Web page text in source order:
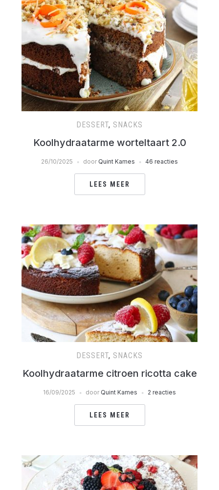
DESSERT, SNACKS
Koolhydraatarme worteltaart 2.0
26/10/2025 door Quint Kames 46 reacties
LEES MEER
DESSERT, SNACKS
Koolhydraatarme citroen ricotta cake
16/09/2025 door Quint Kames 2 reacties
LEES MEER